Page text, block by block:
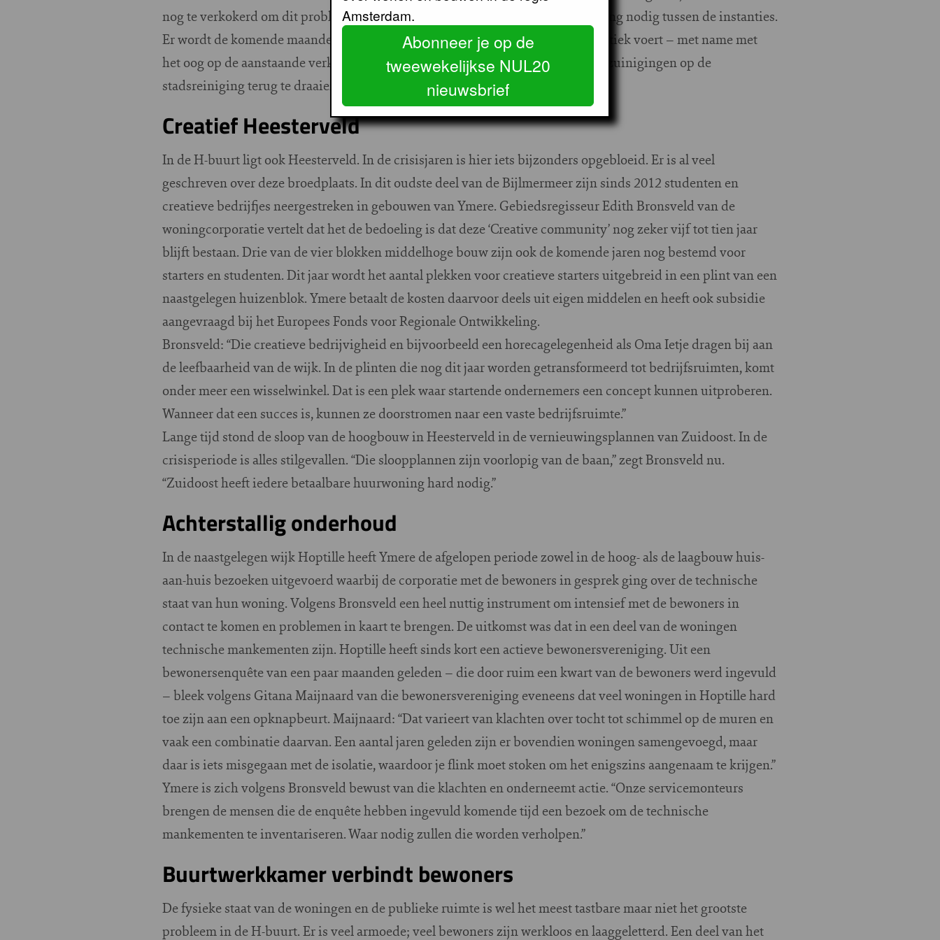
nog te verkokerd om dit probleem goed aan te pakken. Er is betere samenwerking nodig tussen de instanties.
Er wordt de komende maanden gekeken wat we hier aan kunnen doen.” De politiek voert – met name met
het oog op de aanstaande verkiezingen – de druk op om eerder uitgevoerde bezuinigingen op de
stadsreiniging terug te draaien.
Creatief Heesterveld
In de H-buurt ligt ook Heesterveld. In de crisisjaren is hier iets bijzonders opgebloeid. Er is al veel
geschreven over deze broedplaats. In dit oudste deel van de Bijlmermeer zijn sinds 2012 studenten en
creatieve bedrijfjes neergestreken in gebouwen van Ymere. Gebiedsregisseur Edith Bronsveld van de
woningcorporatie vertelt dat het de bedoeling is dat deze ‘Creative community’ nog zeker vijf tot tien jaar
blijft bestaan. Drie van de vier blokken middelhoge bouw zijn ook de komende jaren nog bestemd voor
starters en studenten. Dit jaar wordt het aantal plekken voor creatieve starters uitgebreid in een plint van een
naastgelegen huizenblok. Ymere betaalt de kosten daarvoor deels uit eigen middelen en heeft ook subsidie
aangevraagd bij het Europees Fonds voor Regionale Ontwikkeling.
Bronsveld: “Die creatieve bedrijvigheid en bijvoorbeeld een horecagelegenheid als Oma Ietje dragen bij aan
de leefbaarheid van de wijk. In de plinten die nog dit jaar worden getransformeerd tot bedrijfsruimten, komt
onder meer een wisselwinkel. Dat is een plek waar startende ondernemers een concept kunnen uitproberen.
Wanneer dat een succes is, kunnen ze doorstromen naar een vaste bedrijfsruimte.”
Lange tijd stond de sloop van de hoogbouw in Heesterveld in de vernieuwingsplannen van Zuidoost. In de
crisisperiode is alles stilgevallen. “Die sloopplannen zijn voorlopig van de baan,” zegt Bronsveld nu.
“Zuidoost heeft iedere betaalbare huurwoning hard nodig.”
Achterstallig onderhoud
In de naastgelegen wijk Hoptille heeft Ymere de afgelopen periode zowel in de hoog- als de laagbouw huis-
aan-huis bezoeken uitgevoerd waarbij de corporatie met de bewoners in gesprek ging over de technische
staat van hun woning. Volgens Bronsveld een heel nuttig instrument om intensief met de bewoners in
contact te komen en problemen in kaart te brengen. De uitkomst was dat in een deel van de woningen
technische mankementen zijn. Hoptille heeft sinds kort een actieve bewonersvereniging. Uit een
bewonersenquête van een paar maanden geleden – die door ruim een kwart van de bewoners werd ingevuld
– bleek volgens Gitana Maijnaard van die bewonersvereniging eveneens dat veel woningen in Hoptille hard
toe zijn aan een opknapbeurt. Maijnaard: “Dat varieert van klachten over tocht tot schimmel op de muren en
vaak een combinatie daarvan. Een aantal jaren geleden zijn er bovendien woningen samengevoegd, maar
daar is iets misgegaan met de isolatie, waardoor je flink moet stoken om het enigszins aangenaam te krijgen.”
Ymere is zich volgens Bronsveld bewust van die klachten en onderneemt actie. “Onze servicemonteurs
brengen de mensen die de enquête hebben ingevuld komende tijd een bezoek om de technische
mankementen te inventariseren. Waar nodig zullen die worden verholpen.”
Buurtwerkkamer verbindt bewoners
De fysieke staat van de woningen en de publieke ruimte is wel het meest tastbare maar niet het grootste
probleem in de H-buurt. Er is veel armoede; veel bewoners zijn werkloos en laaggeletterd. Een deel van het
Amsterdam.
Abonneer je op de
tweewekelijkse NUL20
nieuwsbrief